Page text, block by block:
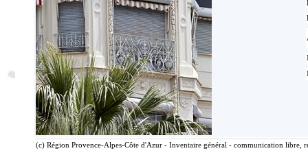
(c) Région Provence-Alpes-Côte d'Azur - Inventaire général - communication libre,